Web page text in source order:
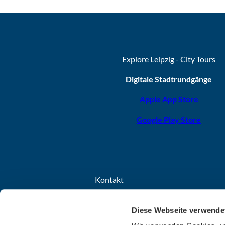
Diese Webseite
Explore Leipzig - City Tours
Digitale Stadtrundgänge
Apple App Store
Google Play Store
Kontakt
Grimmaischer Steinweg 8